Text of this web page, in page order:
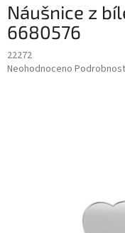
Náušnice z
6680576
22272
Průměrné
Neohodnoceno